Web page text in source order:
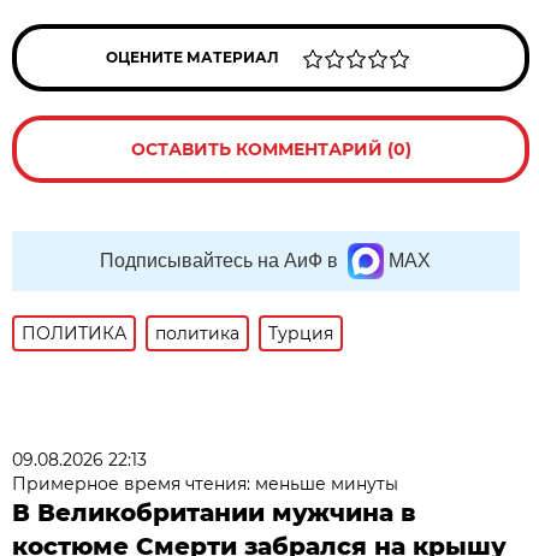
ОЦЕНИТЕ МАТЕРИАЛ
ОСТАВИТЬ КОММЕНТАРИЙ (0)
Подписывайтесь на АиФ в MAX
ПОЛИТИКА политика Турция
09.08.2026 22:13
Примерное время чтения: меньше минуты
В Великобритании мужчина в
костюме Смерти забрался на крышу